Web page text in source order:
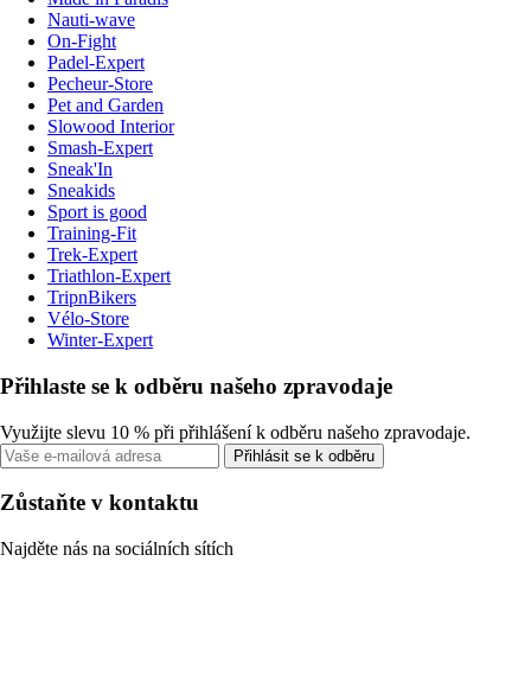
Nauti-wave
On-Fight
Padel-Expert
Pecheur-Store
Pet and Garden
Slowood Interior
Smash-Expert
Sneak'In
Sneakids
Sport is good
Training-Fit
Trek-Expert
Triathlon-Expert
TripnBikers
Vélo-Store
Winter-Expert
Přihlaste se k odběru našeho zpravodaje
Využijte slevu 10 % při přihlášení k odběru našeho zpravodaje.
Přihlásit se k odběru
Zůstaňte v kontaktu
Najděte nás na sociálních sítích